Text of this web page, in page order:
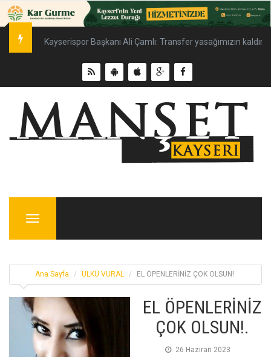
Kayserispor Başkanı Ali Çamlı: Transfer yasağımızın
Menu
Ana Sayfa ÜLKÜ VURAL EL ÖPENLERİNİZ ÇOK OLSUN!.
EL ÖPENLERİNİZ
ÇOK OLSUN!.
26 Haziran 2023